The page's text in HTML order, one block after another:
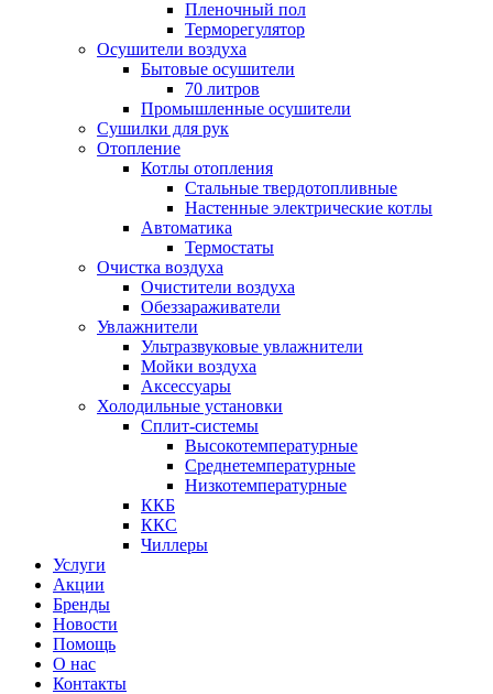
Пленочный пол
Терморегулятор
Осушители воздуха
Бытовые осушители
70 литров
Промышленные осушители
Сушилки для рук
Отопление
Котлы отопления
Стальные твердотопливные
Настенные электрические котлы
Автоматика
Термостаты
Очистка воздуха
Очистители воздуха
Обеззараживатели
Увлажнители
Ультразвуковые увлажнители
Мойки воздуха
Аксессуары
Холодильные установки
Сплит-системы
Высокотемпературные
Среднетемпературные
Низкотемпературные
ККБ
ККС
Чиллеры
Услуги
Акции
Бренды
Новости
Помощь
О нас
Контакты